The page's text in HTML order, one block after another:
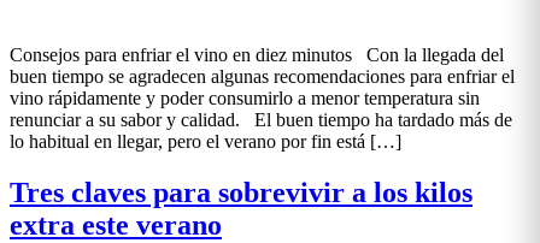
Consejos para enfriar el vino en diez minutos Con la llegada del
buen tiempo se agradecen algunas recomendaciones para enfriar el
vino rápidamente y poder consumirlo a menor temperatura sin
renunciar a su sabor y calidad. El buen tiempo ha tardado más de
lo habitual en llegar, pero el verano por fin está […]
Tres claves para sobrevivir a los kilos
extra este verano